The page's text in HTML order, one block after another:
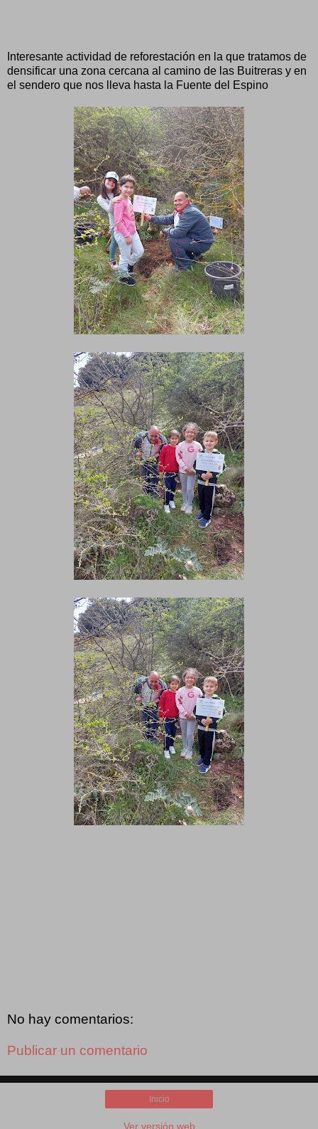
Interesante actividad de reforestación en la que tratamos de
densificar una zona cercana al camino de las Buitreras y en
el sendero que nos lleva hasta la Fuente del Espino
No hay comentarios:
Publicar un comentario
Inicio
Ver versión web